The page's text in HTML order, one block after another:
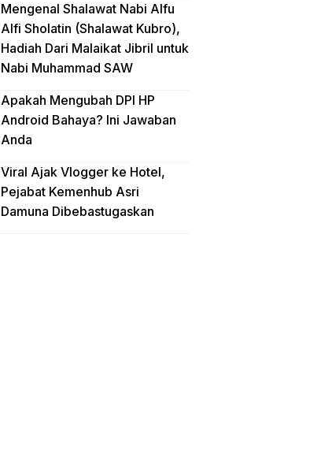
Mengenal Shalawat Nabi Alfu
Alfi Sholatin (Shalawat Kubro),
Hadiah Dari Malaikat Jibril untuk
Nabi Muhammad SAW
Apakah Mengubah DPI HP
Android Bahaya? Ini Jawaban
Anda
Viral Ajak Vlogger ke Hotel,
Pejabat Kemenhub Asri
Damuna Dibebastugaskan